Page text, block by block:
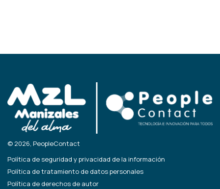
© 2026, PeopleContact
Política de seguridad y privacidad de la información
Política de tratamiento de datos personales
Política de derechos de autor